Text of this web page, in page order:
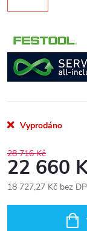
Vyprodáno
28 716 Kč
22 660
18 727,27 Kč bez